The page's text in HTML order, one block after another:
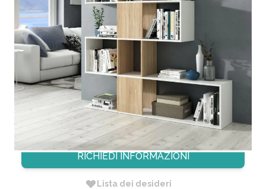
LIBRERIA ZIG ZAG BIANCO
LUCIDO E ROVERE CANADIAN
CODICE:LIB251
Non Disponibile
Dimensione: 145 X 28 X H. 145
RICHIEDI INFORMAZIONI
Lista dei desideri